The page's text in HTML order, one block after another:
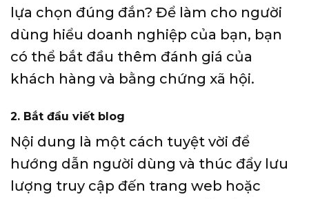
lựa chọn đúng đắn? Để làm cho người
dùng hiểu doanh nghiệp của bạn, bạn
có thể bắt đầu thêm đánh giá của
khách hàng và bằng chứng xã hội.
2. Bắt đầu viết blog
Nội dung là một cách tuyệt vời để
hướng dẫn người dùng và thúc đẩy lưu
lượng truy cập đến trang web hoặc